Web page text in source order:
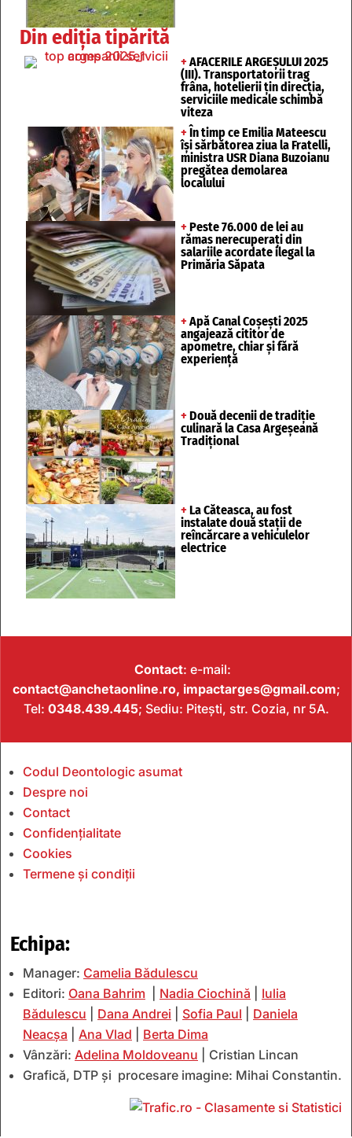
Din ediția tipărită
+ AFACERILE ARGEȘULUI 2025
(III). Transportatorii trag
frâna, hotelierii țin direcția,
serviciile medicale schimbă
viteza
+ În timp ce Emilia Mateescu
își sărbătorea ziua la Fratelli,
ministra USR Diana Buzoianu
pregătea demolarea
localului
+ Peste 76.000 de lei au
rămas nerecuperați din
salariile acordate ilegal la
Primăria Săpata
+ Apă Canal Coșești 2025
angajează cititor de
apometre, chiar și fără
experiență
+ Două decenii de tradiție
culinară la Casa Argeșeană
Tradițional
+ La Căteasca, au fost
instalate două stații de
reîncărcare a vehiculelor
electrice
Contact: e-mail:
contact@anchetaonline.ro, impactarges@gmail.com;
Tel: 0348.439.445; Sediu: Pitești, str. Cozia, nr 5A.
Codul Deontologic asumat
Despre noi
Contact
Confidențialitate
Cookies
Termene și condiții
Echipa:
Manager: Camelia Bădulescu
Editori: Oana Bahrim Nadia Ciochină
Iulia
Bădulescu
Dana Andrei Sofia Paul
Daniela
Neacșa
Ana Vlad
Berta Dima
Vânzări: Adelina Moldoveanu | Cristian Lincan
Grafică, DTP și procesare imagine: Mihai Constantin.